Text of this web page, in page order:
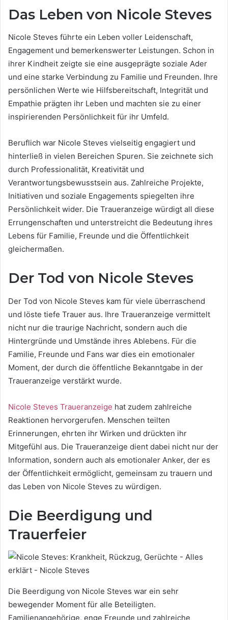
Das Leben von Nicole Steves
Nicole Steves führte ein Leben voller Leidenschaft,
Engagement und bemerkenswerter Leistungen. Schon in
ihrer Kindheit zeigte sie eine ausgeprägte soziale Ader
und eine starke Verbindung zu Familie und Freunden. Ihre
persönlichen Werte wie Hilfsbereitschaft, Integrität und
Empathie prägten ihr Leben und machten sie zu einer
inspirierenden Persönlichkeit für ihr Umfeld.
Beruflich war Nicole Steves vielseitig engagiert und
hinterließ in vielen Bereichen Spuren. Sie zeichnete sich
durch Professionalität, Kreativität und
Verantwortungsbewusstsein aus. Zahlreiche Projekte,
Initiativen und soziale Engagements spiegelten ihre
Persönlichkeit wider. Die Traueranzeige würdigt all diese
Errungenschaften und unterstreicht die Bedeutung ihres
Lebens für Familie, Freunde und die Öffentlichkeit
gleichermaßen.
Der Tod von Nicole Steves
Der Tod von Nicole Steves kam für viele überraschend
und löste tiefe Trauer aus. Ihre Traueranzeige vermittelt
nicht nur die traurige Nachricht, sondern auch die
Hintergründe und Umstände ihres Ablebens. Für die
Familie, Freunde und Fans war dies ein emotionaler
Moment, der durch die öffentliche Bekanntgabe in der
Traueranzeige verstärkt wurde.
Nicole Steves Traueranzeige hat zudem zahlreiche
Reaktionen hervorgerufen. Menschen teilten
Erinnerungen, ehrten ihr Wirken und drückten ihr
Mitgefühl aus. Die Traueranzeige dient dabei nicht nur der
Information, sondern auch als emotionaler Anker, der es
der Öffentlichkeit ermöglicht, gemeinsam zu trauern und
das Leben von Nicole Steves zu würdigen.
Die Beerdigung und
Trauerfeier
Die Beerdigung von Nicole Steves war ein sehr
bewegender Moment für alle Beteiligten.
Familienangehörige, enge Freunde und zahlreiche